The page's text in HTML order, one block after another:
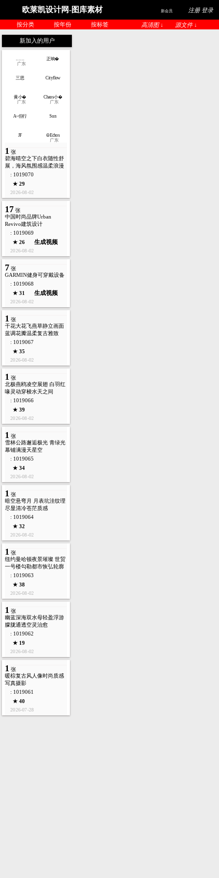
欧莱凯设计网-图库素材 新会员 注册 登录
按分类 按年份 按标签 高清图 ↓ 源文件 ↓
新加入的用户
广东
正晌�
三思 Cityflow
黄小�
广东
Chaos小�
广东
A~但行 Sun
JF
☮Echos
广东
1 张
碧海晴空之下白衣随性舒
展，海风氛围感温柔浪漫
: 1019070
★ 29
2026-08-02
17 张
中国时尚品牌Urban
Revivo建筑设计
: 1019069
★ 26
生成视频
2026-08-02
7 张
GARMIN健身可穿戴设备
: 1019068
★ 31
生成视频
2026-08-02
1 张
干花大花飞燕草静立画面
蓝调花瓣温柔复古雅致
: 1019067
★ 35
2026-08-02
1 张
北极燕鸥凌空展翅 白羽红
喙灵动穿梭水天之间
: 1019066
★ 39
2026-08-02
1 张
雪林公路邂逅极光 青绿光
幕铺满漫天星空
: 1019065
★ 34
2026-08-02
1 张
暗空悬弯月 月表坑洼纹理
尽显清冷苍茫质感
: 1019064
★ 32
2026-08-02
1 张
纽约曼哈顿夜景璀璨 世贸
一号楼勾勒都市恢弘轮廓
: 1019063
★ 38
2026-08-02
1 张
幽蓝深海双水母轻盈浮游
朦胧通透空灵治愈
: 1019062
★ 19
2026-08-02
1 张
暖棕复古风人像时尚质感
写真摄影
: 1019061
★ 40
2026-07-28